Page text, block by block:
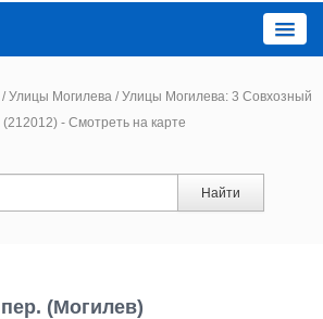
/ Улицы Могилева /Улицы Могилева: 3 Совхозный
(212012) - Смотреть на карте
Найти
(Могилев)